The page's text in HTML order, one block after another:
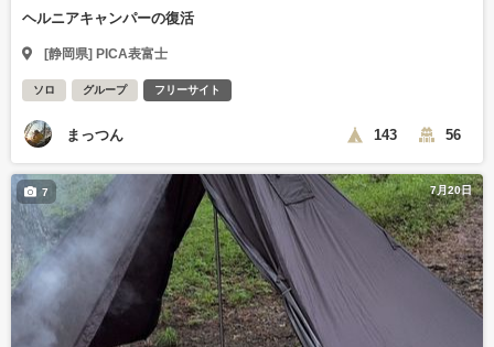
ヘルニアキャンパーの復活
[静岡県] PICA表富士
ソロ グループ フリーサイト
まっつん 143 56
7月20日
7